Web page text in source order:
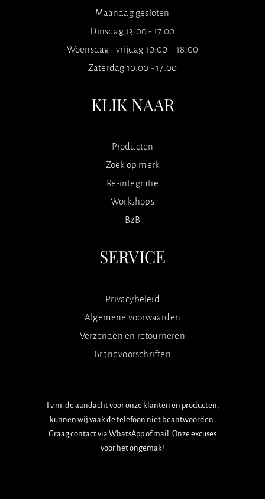
Maandag gesloten
Dinsdag 13.00 - 17.00
Woensdag - vrijdag 10:00 – 18:00
Zaterdag 10.00 - 17.00
KLIK NAAR
Producten
Zoek op merk
Re-integratie
Workshops
B2B
SERVICE
Privacybeleid
Algemene voorwaarden
Verzenden en retourneren
Brandvoorschriften
I.v.m. de aandacht voor onze klanten en producten,
kunnen wij vaak de telefoon niet beantwoorden.
Graag contact via WhatsApp of mail. Onze excuses
voor het ongemak!